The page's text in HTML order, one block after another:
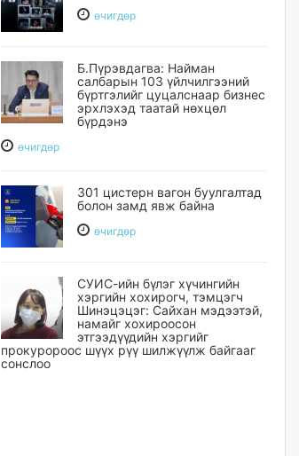
өчигдѳр
Б.Пүрэвдагва: Найман
салбарын 103 үйлчилгээний
бүртгэлийг цуцалснаар бизнес
эрхлэхэд таатай нөхцөл
бүрдэнэ
өчигдѳр
301 цистерн вагон буулгалтад
болон замд явж байна
өчигдѳр
СУИС-ийн бүлэг хүчингийн
хэргийн хохирогч, тэмцэгч
Шинэцэцэг: Сайхан мэдээтэй,
намайг хохироосон
этгээдүүдийн хэргийг
прокуророос шүүх рүү шилжүүлж байгааг
сонслоо